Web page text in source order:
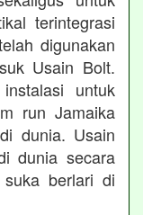
terintegrasi
digunakan
Usain Bolt.
untuk
run Jamaika
dunia. Usain
dunia secara
berlari di